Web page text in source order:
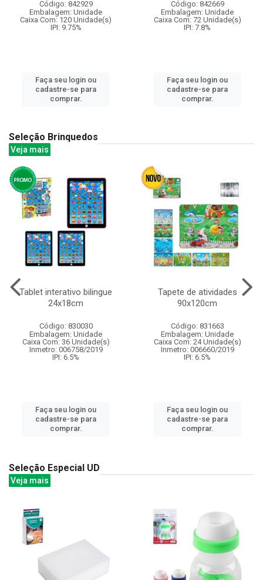
Código: 842929
Embalagem: Unidade
Caixa Com: 120 Unidade(s)
IPI: 9.75%
Faça seu login ou
cadastre-se para
comprar.
Código: 842669
Embalagem: Unidade
Caixa Com: 72 Unidade(s)
IPI: 7.8%
Faça seu login ou
cadastre-se para
comprar.
Seleção Brinquedos
Veja mais
Tablet interativo bilingue
24x18cm
Código: 830030
Embalagem: Unidade
Caixa Com: 36 Unidade(s)
Inmetro: 006758/2019
IPI: 6.5%
Faça seu login ou
cadastre-se para
comprar.
Tapete de atividades
90x120cm
Código: 831663
Embalagem: Unidade
Caixa Com: 24 Unidade(s)
Inmetro: 006660/2019
IPI: 6.5%
Faça seu login ou
cadastre-se para
comprar.
Seleção Especial UD
Veja mais